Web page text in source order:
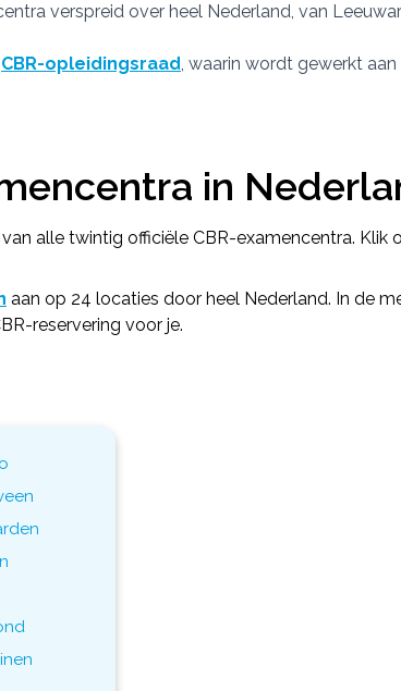
verspreid over heel Nederland, van
CBR-opleidingsraad, waarin wordt gewerkt
in
alle twintig officiële CBR-examencentra.
aan op 24 locaties door heel Nederland. In de
reservering voor je.